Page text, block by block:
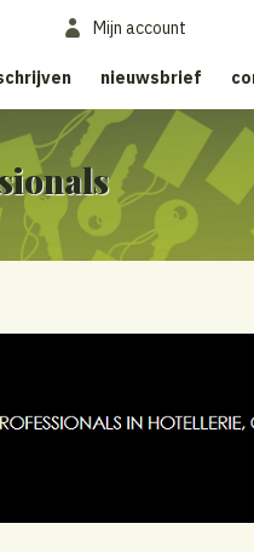
Mijn account
nieuwsbrief